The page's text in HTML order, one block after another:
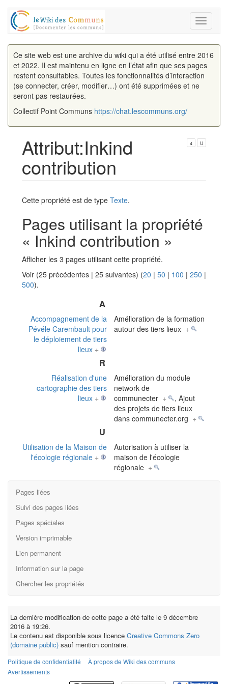
Toggle
Ce site web est une archive du wiki qui a été utilisé entre 2016
et 2022. Il est maintenu en ligne en l’état afin que ses pages
restent consultables. Toutes les fonctionnalités d’interaction
(se connecter, créer, modifier…) ont été supprimées et ne
seront pas restaurées.
Collectif Point Communs https://chat.lescommuns.org/
4 U
Attribut:Inkind
contribution
Cette propriété est de type Texte.
Pages utilisant la propriété
« Inkind contribution »
Afficher les 3 pages utilisant cette propriété.
Voir (25 précédentes | 25 suivantes) (20 | 50 | 100 | 250 |
500).
A
Accompagnement de la
Pévéle Carembault pour
le déploiement de tiers
lieux +
Amélioration de la formation
autour des tiers lieux +
R
Réalisation d'une
cartographie des tiers
lieux +
Amélioration du module
network de
communecter +
, Ajout
des projets de tiers lieux
dans communecter.org +
U
Utilisation de la Maison de
l'écologie régionale +
Autorisation à utiliser la
maison de l'écologie
régionale +
Pages liées
Suivi des pages liées
Pages spéciales
Version imprimable
Lien permanent
Information sur la page
Chercher les propriétés
La dernière modification de cette page a été faite le 9 décembre
2016 à 19:26.
Le contenu est disponible sous licence Creative Commons Zero
(domaine public) sauf mention contraire.
Politique de confidentialité
À propos de Wiki des communs
Avertissements